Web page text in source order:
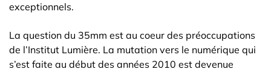
exceptionnels.
La question du 35mm est au coeur des préoccupations
de l’Institut Lumière. La mutation vers le numérique qui
s’est faite au début des années 2010 est devenue